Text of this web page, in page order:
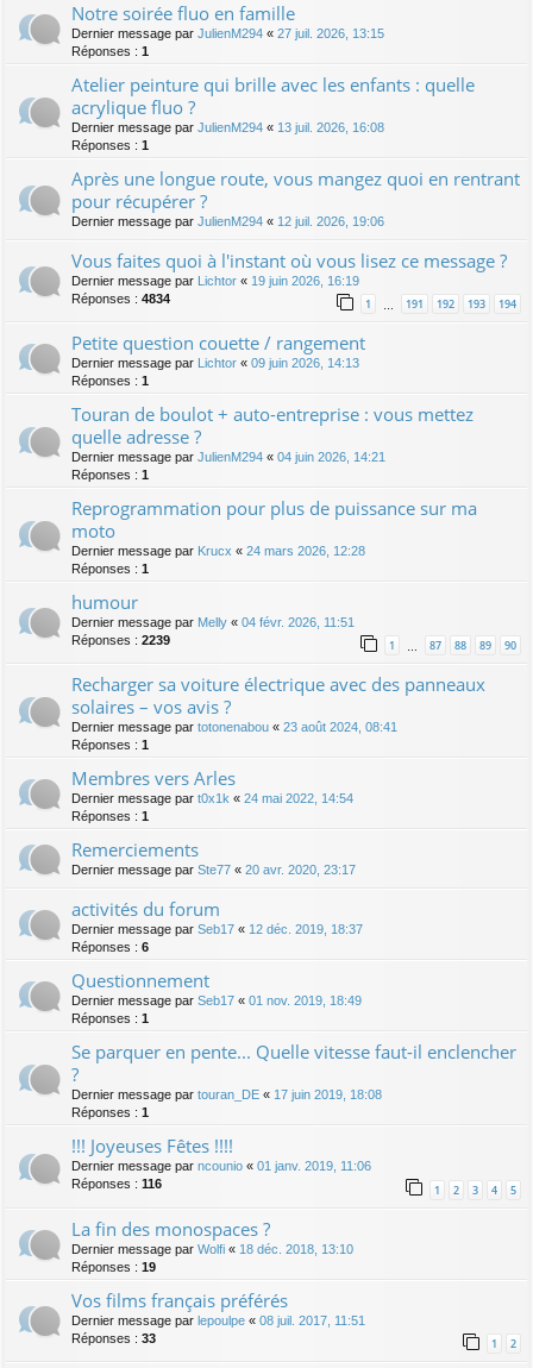
Notre soirée fluo en famille
Dernier message par JulienM294 « 27 juil. 2026, 13:15
Réponses : 1
Atelier peinture qui brille avec les enfants : quelle
acrylique fluo ?
Dernier message par JulienM294 « 13 juil. 2026, 16:08
Réponses : 1
Après une longue route, vous mangez quoi en rentrant
pour récupérer ?
Dernier message par JulienM294 « 12 juil. 2026, 19:06
Vous faites quoi à l'instant où vous lisez ce message ?
Dernier message par Lichtor « 19 juin 2026, 16:19
Réponses : 4834 1 … 191 192 193 194
Petite question couette / rangement
Dernier message par Lichtor « 09 juin 2026, 14:13
Réponses : 1
Touran de boulot + auto-entreprise : vous mettez
quelle adresse ?
Dernier message par JulienM294 « 04 juin 2026, 14:21
Réponses : 1
Reprogrammation pour plus de puissance sur ma
moto
Dernier message par Krucx « 24 mars 2026, 12:28
Réponses : 1
humour
Dernier message par Melly « 04 févr. 2026, 11:51
Réponses : 2239 1 … 87 88 89 90
Recharger sa voiture électrique avec des panneaux
solaires – vos avis ?
Dernier message par totonenabou « 23 août 2024, 08:41
Réponses : 1
Membres vers Arles
Dernier message par t0x1k « 24 mai 2022, 14:54
Réponses : 1
Remerciements
Dernier message par Ste77 « 20 avr. 2020, 23:17
activités du forum
Dernier message par Seb17 « 12 déc. 2019, 18:37
Réponses : 6
Questionnement
Dernier message par Seb17 « 01 nov. 2019, 18:49
Réponses : 1
Se parquer en pente... Quelle vitesse faut-il enclencher
?
Dernier message par touran_DE « 17 juin 2019, 18:08
Réponses : 1
!!! Joyeuses Fêtes !!!!
Dernier message par ncounio « 01 janv. 2019, 11:06
Réponses : 116 1 2 3 4 5
La fin des monospaces ?
Dernier message par Wolfi « 18 déc. 2018, 13:10
Réponses : 19
Vos films français préférés
Dernier message par lepoulpe « 08 juil. 2017, 11:51
Réponses : 33 1 2